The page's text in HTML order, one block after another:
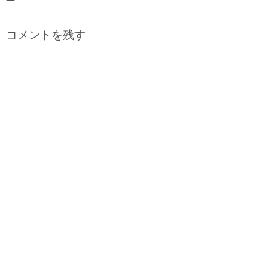
コメントを残す